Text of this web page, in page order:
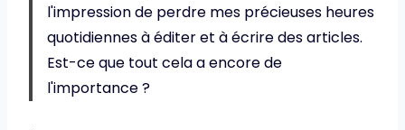
l'impression de perdre mes précieuses heures
quotidiennes à éditer et à écrire des articles.
Est-ce que tout cela a encore de
l'importance ?